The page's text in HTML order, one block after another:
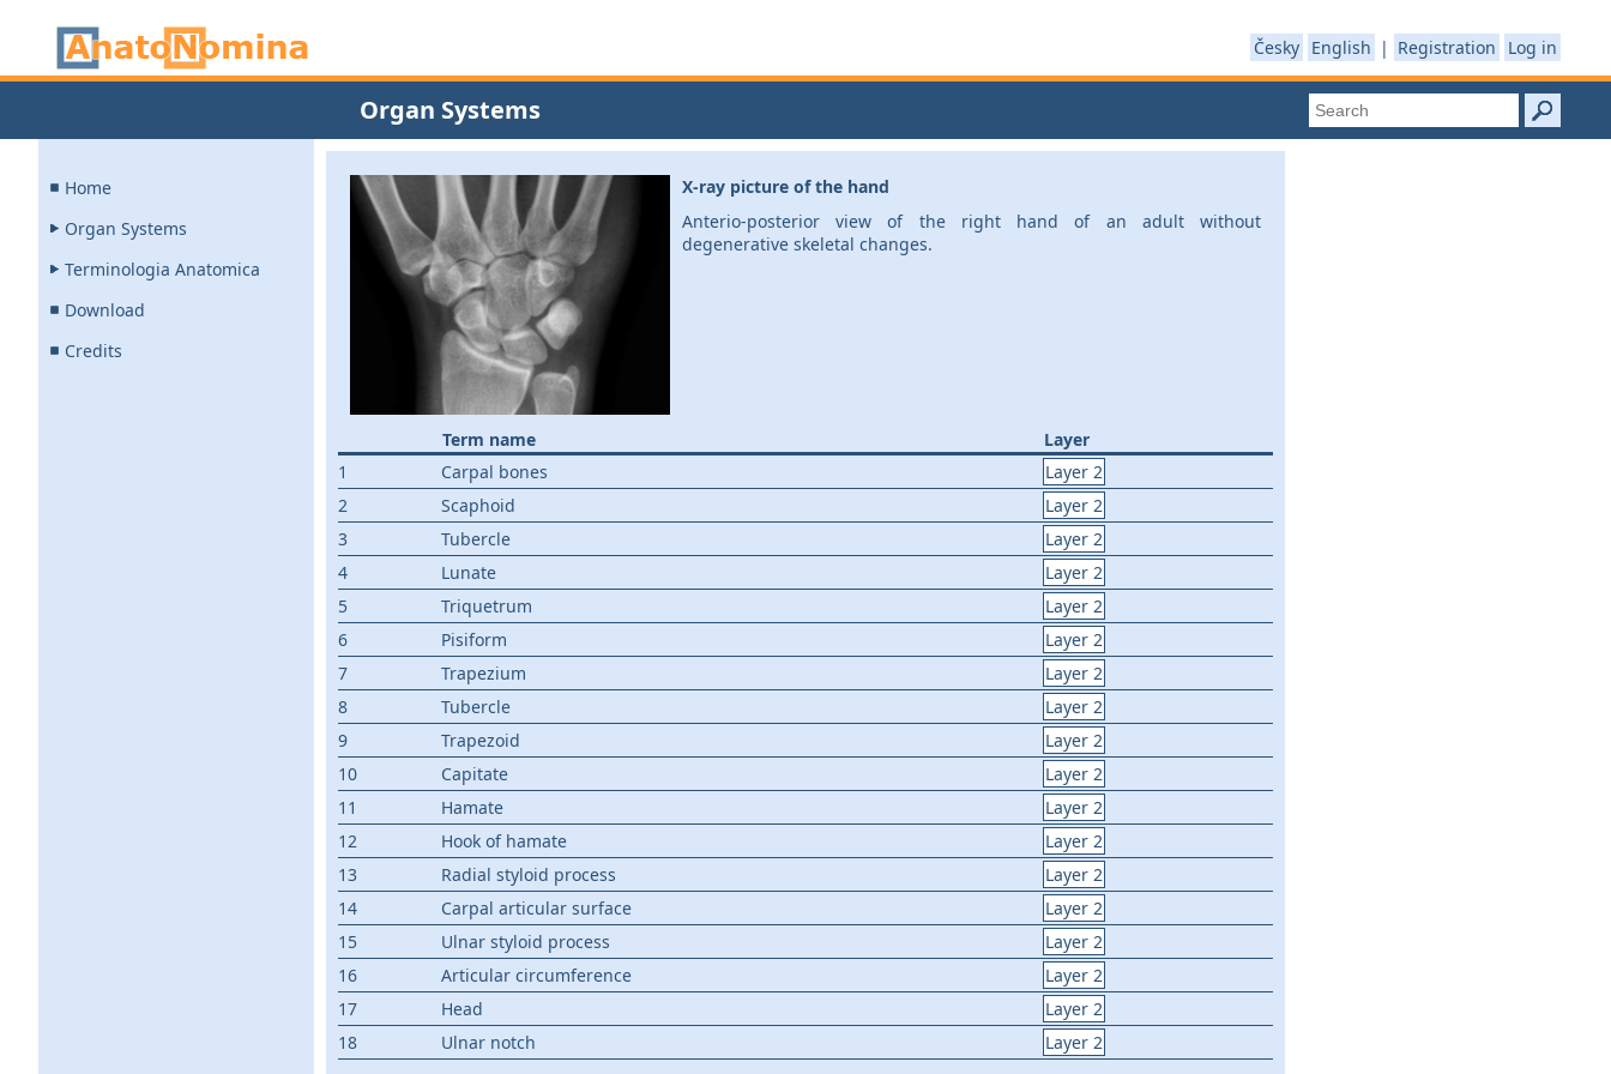
Česky English | Registration Log in
Organ Systems
Home
Organ Systems
Terminologia Anatomica
Download
Credits
X-ray picture of the hand
Anterio-posterior view of the right hand of an adult without
degenerative skeletal changes.
Term name
Layer
1
Carpal bones
Layer 2
2
Scaphoid
Layer 2
3
Tubercle
Layer 2
4
Lunate
Layer 2
5
Triquetrum
Layer 2
6
Pisiform
Layer 2
7
Trapezium
Layer 2
8
Tubercle
Layer 2
9
Trapezoid
Layer 2
10
Capitate
Layer 2
11
Hamate
Layer 2
12
Hook of hamate
Layer 2
13
Radial styloid process
Layer 2
14
Carpal articular surface
Layer 2
15
Ulnar styloid process
Layer 2
16
Articular circumference
Layer 2
17
Head
Layer 2
18
Ulnar notch Layer 2